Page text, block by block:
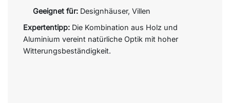
Geeignet für:Designhäuser, Villen
Expertentipp: Die Kombination aus Holz und
Aluminium vereint natürliche Optik mit hoher
Witterungsbeständigkeit.